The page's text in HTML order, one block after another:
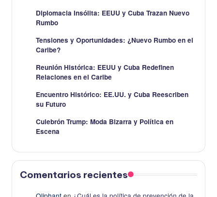
Diplomacia Insólita: EEUU y Cuba Trazan Nuevo
Rumbo
Tensiones y Oportunidades: ¿Nuevo Rumbo en el
Caribe?
Reunión Histórica: EEUU y Cuba Redefinen
Relaciones en el Caribe
Encuentro Histórico: EE.UU. y Cuba Reescriben
su Futuro
Culebrón Trump: Moda Bizarra y Política en
Escena
Comentarios recientes